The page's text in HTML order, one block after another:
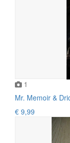
1
Mr. Memoir &
€ 9,99